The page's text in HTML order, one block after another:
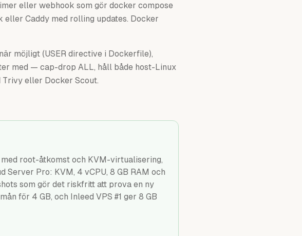
eller webhook som gör docker compose
Caddy med rolling updates. Docker
möjligt (USER directive i Dockerfile),
med — cap-drop ALL, håll både host-Linux
Trivy eller Docker Scout.
root-åtkomst och KVM-virtualisering,
Server Pro: KVM, 4 vCPU, 8 GB RAM och
som gör det riskfritt att prova en ny
för 4 GB, och Inleed VPS #1 ger 8 GB